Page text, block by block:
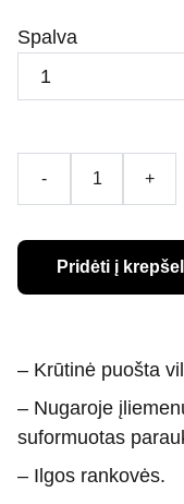
Spalva
- +
Pridėti į
– Krūtinė puošta
– Nugaroje
suformuotas
– Ilgos rankovės.